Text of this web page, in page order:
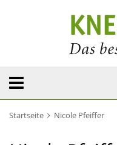
Startseite Nicole Pfeiffer